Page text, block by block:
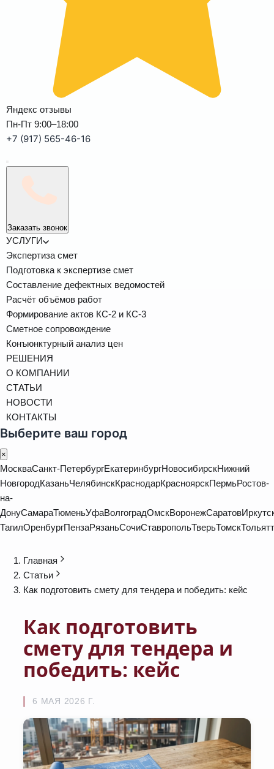
Яндекс отзывы
Пн-Пт 9:00–18:00
+7 (917) 565-46-16
Заказать звонок
УСЛУГИ
Экспертиза смет
Подготовка к экспертизе смет
Составление дефектных ведомостей
Расчёт объёмов работ
Формирование актов КС-2 и КС-3
Сметное сопровождение
Конъюнктурный анализ цен
РЕШЕНИЯ
О КОМПАНИИ
СТАТЬИ
НОВОСТИ
КОНТАКТЫ
Выберите ваш город
×
МоскваСанкт-ПетербургЕкатеринбургНовосибирскНижний
НовгородКазаньЧелябинскКраснодарКрасноярскПермьРостов-
на-
ДонуСамараТюменьУфаВолгоградОмскВоронежСаратов
ТагилОренбургПензаРязаньСочиСтавропольТверьТомск
Главная
Статьи
Как подготовить смету для тендера и победить: кейс
Как подготовить
смету для тендера и
победить: кейс
6 МАЯ 2026 Г.